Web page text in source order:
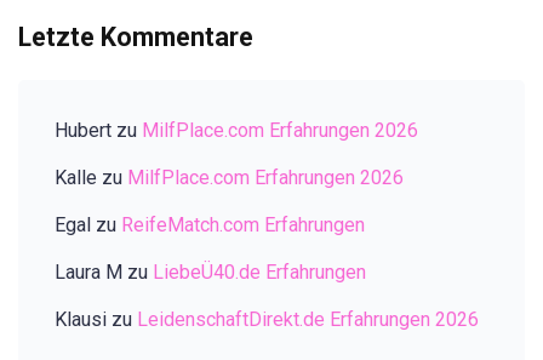
Letzte Kommentare
Hubert zu MilfPlace.com Erfahrungen 2026
Kalle zu MilfPlace.com Erfahrungen 2026
Egal zu ReifeMatch.com Erfahrungen
Laura M zu LiebeÜ40.de Erfahrungen
Klausi zu LeidenschaftDirekt.de Erfahrungen 2026